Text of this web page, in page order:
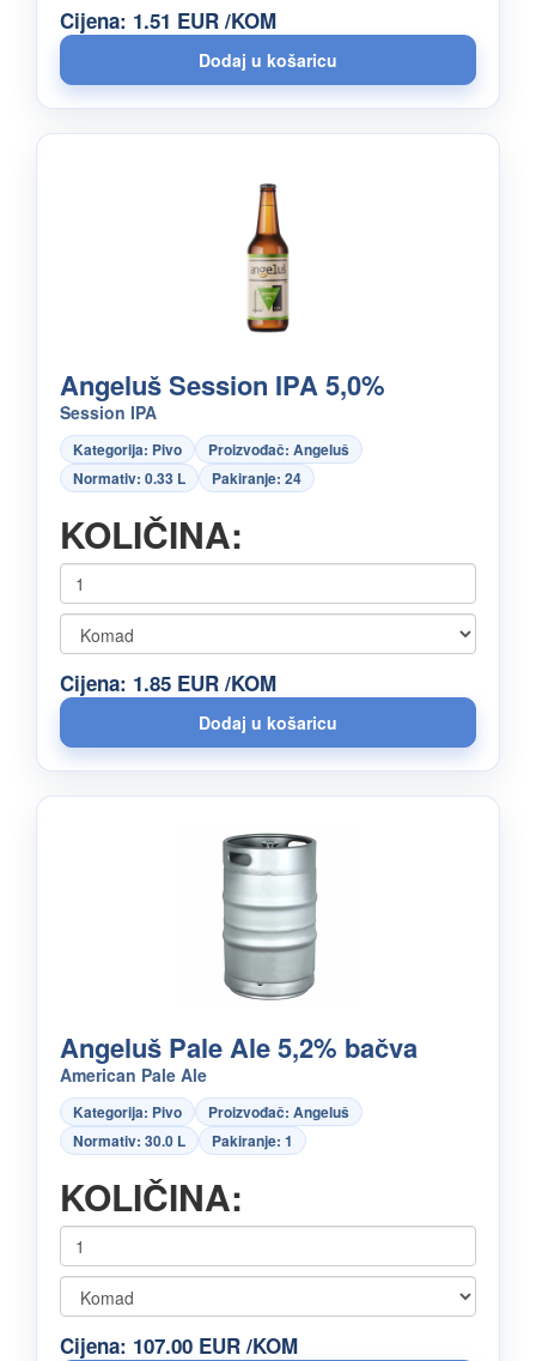
Cijena: 1.51 EUR /KOM
Angeluš Session IPA 5,0%
Session IPA
Kategorija: Pivo
Proizvođač: Angeluš
Normativ: 0.33 L
Pakiranje: 24
KOLIČINA:
Cijena: 1.85 EUR /KOM
Angeluš Pale Ale 5,2% bačva
American Pale Ale
Kategorija: Pivo
Proizvođač: Angeluš
Normativ: 30.0 L
Pakiranje: 1
KOLIČINA:
Cijena: 107.00 EUR /KOM